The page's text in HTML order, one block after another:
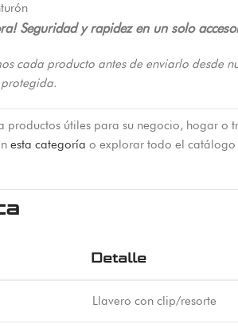
Seguridad y rapidez en un solo
cada producto antes de enviarlo desde
protegida.
productos útiles para su negocio, hogar o
esta categoría o explorar todo el catálogo
Detalle
Llavero con clip/resorte